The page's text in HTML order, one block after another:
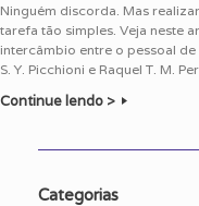
Ninguém discorda. Mas
tarefa tão simples. Veja neste
intercâmbio entre o pessoal de
S. Y. Picchioni e Raquel T. M.
Continue lendo >
Categorias